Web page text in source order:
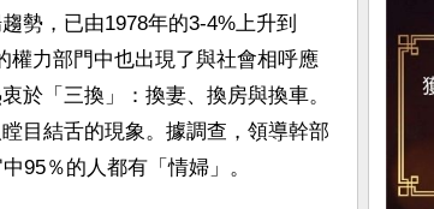
勢，已由1978年的3-4%上升到
權力部門中也出現了與社會相呼應
於「三換」：換妻、換房與換車。
目結舌的現象。據調查，領導幹部
95％的人都有「情婦」。